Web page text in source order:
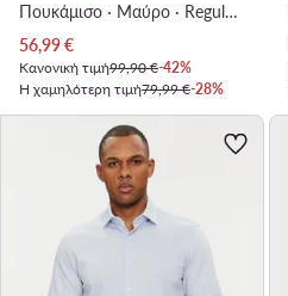
Πουκάμισο · Μαύρο · Regular Fit
Τρέχουσα τιμή
56,99€
Κανονική τιμή99,90 €-42%
Η χαμηλότερη τιμή79,99 €-28%